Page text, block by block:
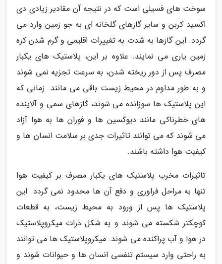
سوخت های فسیلی است که در نتیجه آن مقادیر زیادی دی
اکسید کربن و سایر گازهای گلخانه ای به جو زمین وارد می
گردد. این گازها به شدت به تغییرات اقلیمی و گرم شدن کره
زمین یاری می نمایند. علاوه بر این، پلاستیک های یکبار
مصرف پس از دور ریخته شدن، به سرعت تجزیه نمی شوند
و به طور مداوم در محیط زیست باقی می مانند. زمانی که
این پلاستیک ها سوزانده می شوند، گازهای سمی و آلاینده
های خطرناکی مانند دیوکسین ها و فوران ها به هوا آزاد
می شوند که می توانند تاثیرات جدی بر سلامت انسان ها و
کیفیت هوا داشته باشند.
تاثیرات مخرب پلاستیک های یکبار مصرف بر کیفیت هوا
تنها به مراحل فراوری و دفع آن ها محدود نمی گردد. این
پلاستیک ها پس از ورود به محیط زیست، به قطعات
کوچکتر شکسته می شوند و به شکل ذرات میکروپلاستیک
در هوا و آب پراکنده می شوند. میکروپلاستیک ها می توانند
به راحتی وارد سیستم تنفسی انسان ها و حیوانات شوند و